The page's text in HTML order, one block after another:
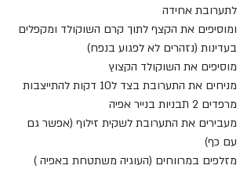
לתערובת אחידה
ומוסיפים את הקצף לתוך קרם השוקולד ומקפלים
בעדינות (נזהרים לא לפגוע בנפח)
מוסיפים את השוקולד הקצוץ
מניחים את התערובת בצד ל10 דקות להתייצבות
מרפדים 2 תבניות בנייר אפיה
מעבירים את התערובת לשקית זילוף (אפשר גם
עם כף)
מזלפים במרווחים (העוגיה משתטחת באפיה )